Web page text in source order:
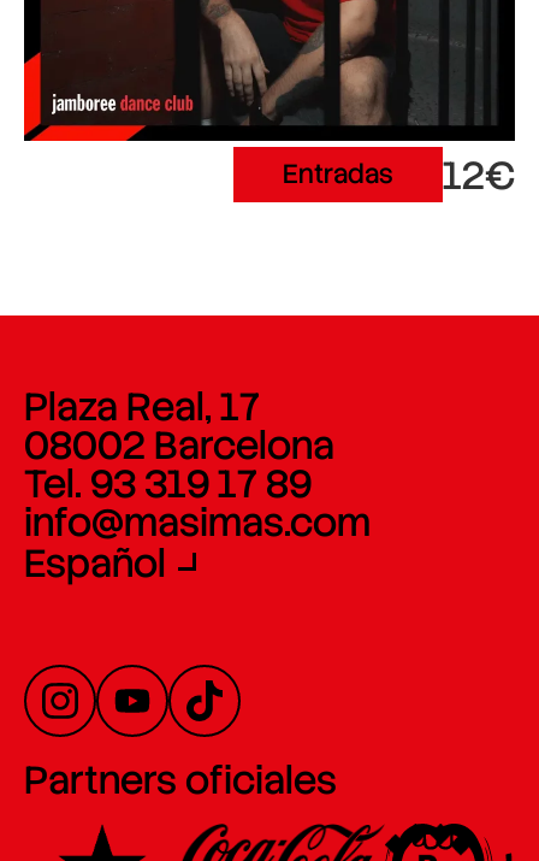
Entradas 12€
Plaza Real, 17
08002 Barcelona
Tel. 93 319 17 89
info@masimas.com
Español
Partners oficiales